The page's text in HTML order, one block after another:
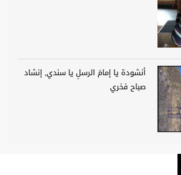
أنشودة يا إمامَ الرسلِ يا سندي, إنشاد
صباح فخري